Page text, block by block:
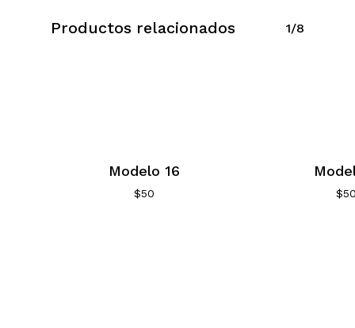
Productos relacionados 1/8
Modelo 16
$50 $